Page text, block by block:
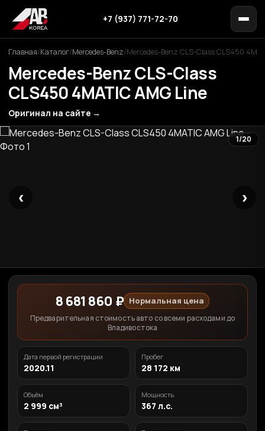
+7 (937) 771-72-70
Главная/Каталог/Mercedes-Benz/Mercedes-Benz CLS-Class CLS450
Mercedes-Benz CLS-Class
CLS450 4MATIC AMG Line
Оригинал на сайте →
‹ ›
1/20
8 681 860 ₽ Нормальная цена
Предварительная стоимость авто со всеми расходами до
Владивостока
Дата первой регистрации
2020.11
Пробег
28 172 км
Объём
2 999 см³
Мощность
367 л.с.